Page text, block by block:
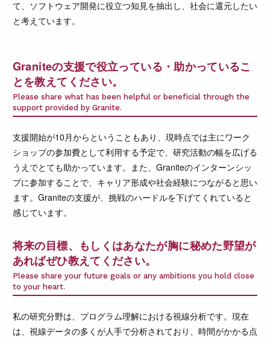
て、ソフトウェア開発に役立つ知見を抽出し、社会に還元したい
と考えています。
Graniteの支援で役立っている・助かっているこ
とを教えてください。
Please share what has been helpful or beneficial through the
support provided by Granite.
支援開始が10月からということもあり、現時点では主にワーク
ショップの参加費として利用する予定で、研究活動の幅を広げる
うえでとても助かっています。また、Graniteのインターンシッ
プに参加することで、キャリア形成や社会経験につながると思い
ます。Graniteの支援が、挑戦のハードルを下げてくれていると
感じています。
将来の目標、もしくはあなたが胸に秘めた野望が
あればぜひ教えてください。
Please share your future goals or any ambitions you hold close
to your heart.
私の研究分野は、プログラム理解における視線分析です。現在
は、視線データの多くが人手で分析されており、時間がかかる点